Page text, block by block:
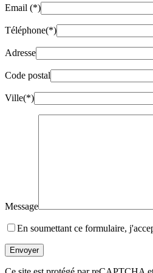
Email (*)
Téléphone(*)
Adresse
Code postal
Ville(*)
Message
En soumettant ce formulaire,